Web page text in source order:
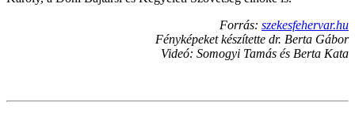
Forrás: szekesfehervar.hu
Fényképeket készítette dr. Berta Gábor
Videó: Somogyi Tamás és Berta Kata